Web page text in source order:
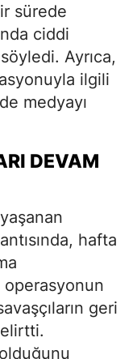
sürede
ciddi
Ayrıca,
ilgili
medyayı
DEVAM
hafta
geri